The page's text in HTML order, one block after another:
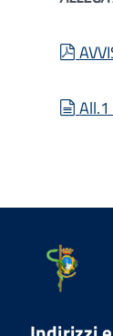
pdf